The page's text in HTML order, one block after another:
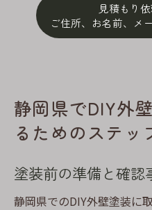
見積もり
ご住所、お名前、メ
静岡県でDIY外
るためのステッ
塗装前の準備と確認
静岡県でのDIY外壁塗装に